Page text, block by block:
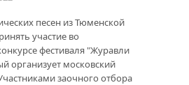
песен из Тюменской
участие во
фестиваля "Журавли
организует московский
заочного отбора